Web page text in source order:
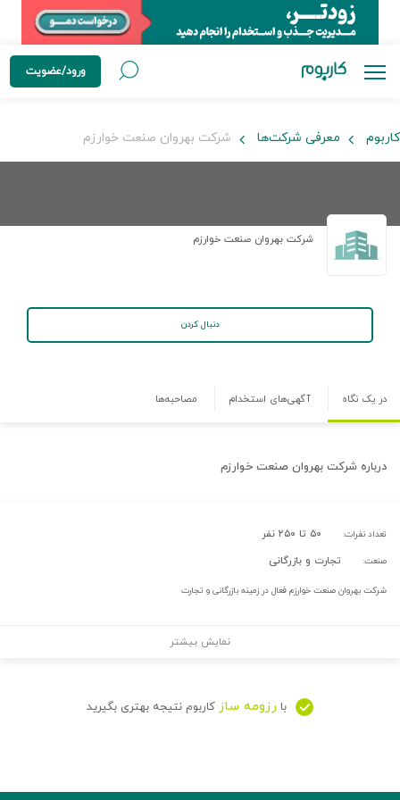
ورود/عضویت
کاربوم معرفی شرکت‌ها شرکت بهروان صنعت خوارزم
شرکت بهروان صنعت خوارزم
دنبال کردن
در یک نگاه آگهی‌های استخدام مصاحبه‌ها
درباره شرکت بهروان صنعت خوارزم
تعداد نفرات: ۵۰ تا ۲۵۰ نفر
صنعت: تجارت و بازرگانی
شرکت بهروان صنعت خوارزم فعال در زمینه بازرگانی و تجارت
نمایش بیشتر
با رزومه ساز کاربوم نتیجه بهتری بگیرید